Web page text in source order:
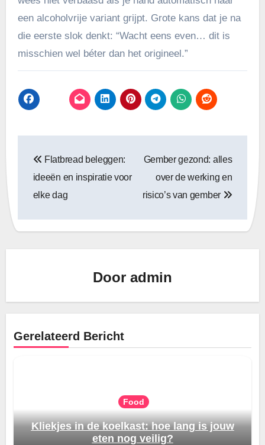
een alcoholvrije variant grijpt. Grote kans dat je na
die eerste slok denkt: “Wacht eens even… dit is
misschien wel béter dan het origineel.”
navigatie
Flatbread beleggen:
ideeën en inspiratie voor
elke dag
Gember gezond: alles
over de werking en
risico’s van gember
Door admin
Gerelateerd Bericht
Food
Kliekjes in de koelkast: hoe lang is jouw
eten nog veilig?